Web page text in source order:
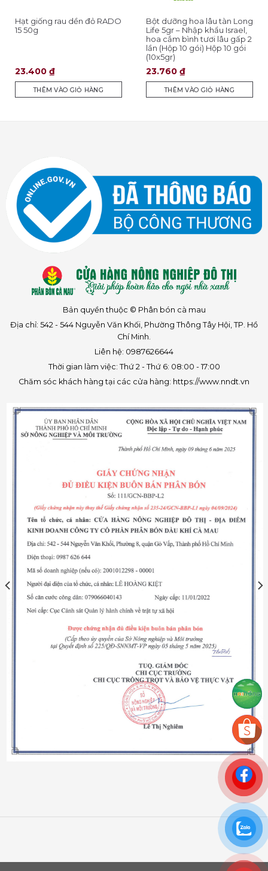
Hạt giống rau dền đỏ RADO
15 50g
23.400 ₫
THÊM VÀO GIỎ HÀNG
Bột dưỡng hoa lâu tàn Long
Life 5gr – Nhập khẩu Israel,
hoa cắm bình tươi lâu gấp 2
lần (Hộp 10 gói) Hộp 10 gói
(10x5gr)
23.760 ₫
THÊM VÀO GIỎ HÀNG
Bản quyền thuộc © Phân bón cà mau
Địa chỉ: 542 - 544 Nguyễn Văn Khối, Phường Thông Tây Hội, TP. Hồ
Chí Minh.
Liên hệ: 0987626644
Thời gian làm việc: Thứ 2 - Thứ 6: 08:00 - 17:00
Chăm sóc khách hàng tại các cửa hàng: https://www.nndt.vn